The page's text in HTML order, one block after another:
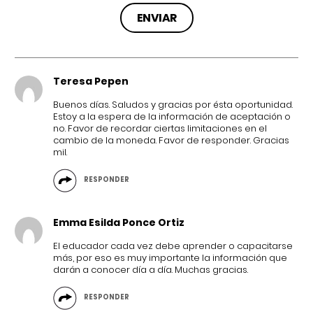
Teresa Pepen
Buenos días. Saludos y gracias por ésta oportunidad.
Estoy a la espera de la información de aceptación o
no. Favor de recordar ciertas limitaciones en el
cambio de la moneda. Favor de responder. Gracias
mil.
RESPONDER
Emma Esilda Ponce Ortiz
El educador cada vez debe aprender o capacitarse
más, por eso es muy importante la información que
darán a conocer día a día. Muchas gracias.
RESPONDER